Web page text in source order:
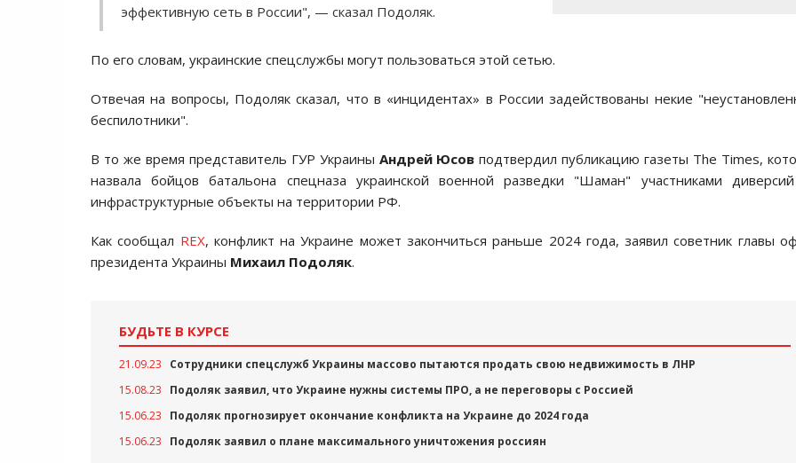
эффективную сеть в России", — сказал Подоляк.
По его словам, украинские спецслужбы могут пользоваться этой сетью.
Отвечая на вопросы, Подоляк сказал, что в «инцидентах» в России задействованы некие
беспилотники".
В то же время представитель ГУР Украины Андрей Юсов подтвердил публикацию газеты The Times,
назвала бойцов батальона спецназа украинской военной разведки "Шаман" участниками
инфраструктурные объекты на территории РФ.
Как сообщал REX, конфликт на Украине может закончиться раньше 2024 года, заявил советник главы
президента Украины Михаил Подоляк.
БУДЬТЕ В КУРСЕ
21.09.23
Сотрудники спецслужб Украины массово пытаются продать свою недвижимость в ЛНР
15.08.23
Подоляк заявил, что Украине нужны системы ПРО, а не переговоры с Россией
15.06.23
Подоляк прогнозирует окончание конфликта на Украине до 2024 года
15.06.23
Подоляк заявил о плане максимального уничтожения россиян